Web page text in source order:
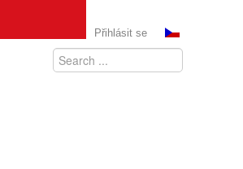
Přihlásit se